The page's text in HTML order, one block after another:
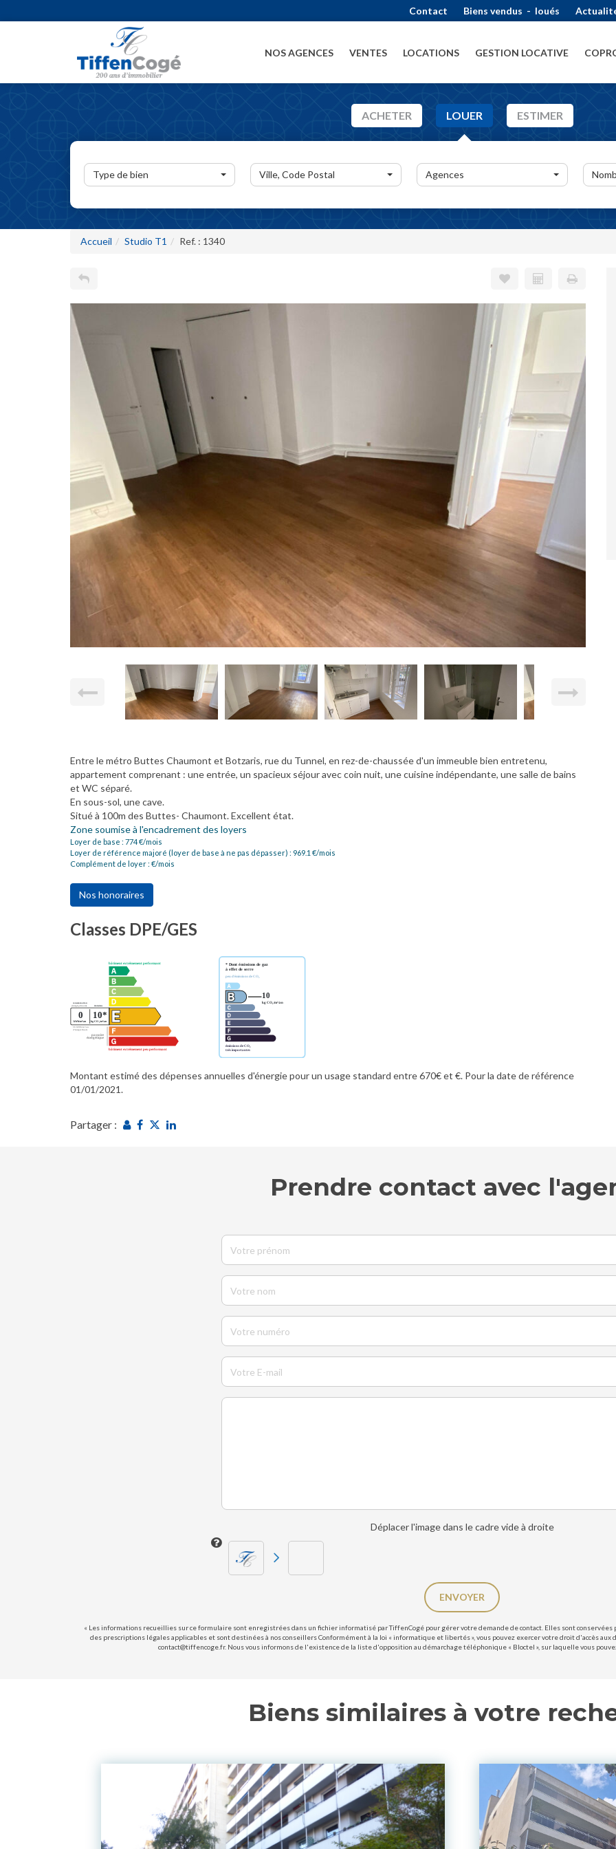
Contact Biens vendus - loués
NOS AGENCES VENTES LOCATIONS GESTION LOCATIVE
ACHETER LOUER ESTIMER
Type de bien Ville, Code Postal Agences
Accueil Studio T1 Ref. : 1340
Entre le métro Buttes Chaumont et Botzaris, rue du Tunnel, en rez-de-chaussée d'un immeuble bien entretenu,
appartement comprenant : une entrée, un spacieux séjour avec coin nuit, une cuisine indépendante, une salle de bains
et WC séparé.
En sous-sol, une cave.
Situé à 100m des Buttes- Chaumont. Excellent état.
Zone soumise à l'encadrement des loyers
Loyer de base : 774€/mois
Loyer de référence majoré (loyer de base à ne pas dépasser) : 969.1 €/mois
Complément de loyer : €/mois
Nos honoraires
Classes DPE/GES
Montant estimé des dépenses annuelles d'énergie pour un usage standard entre 670€ et €. Pour la date de référence
01/01/2021.
Partager :
Prendre contact avec
Déplacer l'image dans le cadre vide à droite
ENVOYER
« Les informations recueillies sur ce formulaire sont enregistrées dans un fichier informatisé par TiffenCogé pour gérer votre demande de contact. Elles sont
des prescriptions légales applicables et sont destinées à nos conseillers Conformément à la loi « informatique et libertés », vous pouvez exercer votre droit d'accès
contact@tiffencoge.fr. Nous vous informons de l'existence de la liste d'opposition au démarchage téléphonique « Bloctel », sur laquelle vous
Biens similaires à votre